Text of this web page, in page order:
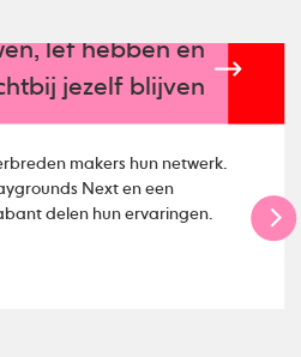
lef hebben en
jezelf blijven
makers hun netwerk.
Next en een
delen hun ervaringen.